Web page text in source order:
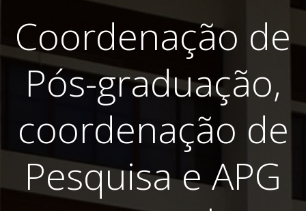
Coordenação de
Pós-graduação,
coordenação de
Pesquisa e APG